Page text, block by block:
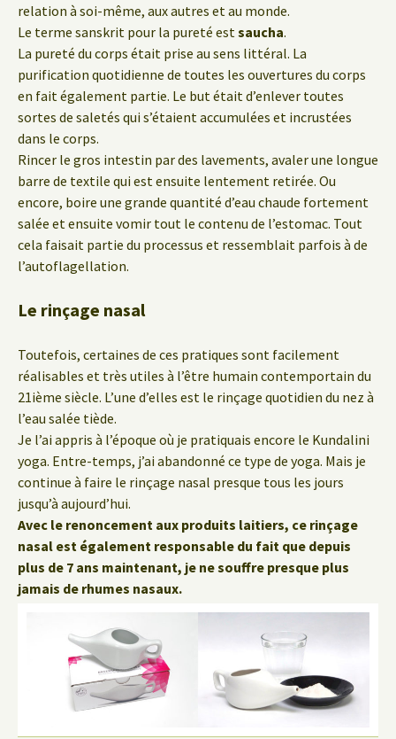
relation à soi-même, aux autres et au monde.
Le terme sanskrit pour la pureté estsaucha.
La pureté du corps était prise au sens littéral. La
purification quotidienne de toutes les ouvertures du corps
en fait également partie. Le but était d’enlever toutes
sortes de saletés qui s’étaient accumulées et incrustées
dans le corps.
Rincer le gros intestin par des lavements, avaler une longue
barre de textile qui est ensuite lentement retirée. Ou
encore, boire une grande quantité d’eau chaude fortement
salée et ensuite vomir tout le contenu de l’estomac. Tout
cela faisait partie du processus et ressemblait parfois à de
l’autoflagellation.
Le rinçage nasal
Toutefois, certaines de ces pratiques sont facilement
réalisables et très utiles à l’être humain contemportain du
21ième siècle. L’une d’elles est le rinçage quotidien du nez à
l’eau salée tiède.
Je l’ai appris à l’époque où je pratiquais encore le Kundalini
yoga. Entre-temps, j’ai abandonné ce type de yoga. Mais je
continue à faire le rinçage nasal presque tous les jours
jusqu’à aujourd’hui.
Avec le renoncement aux produits laitiers, ce rinçage
nasal est également responsable du fait que depuis
plus de 7 ans maintenant, je ne souffre presque plus
jamais de rhumes nasaux.